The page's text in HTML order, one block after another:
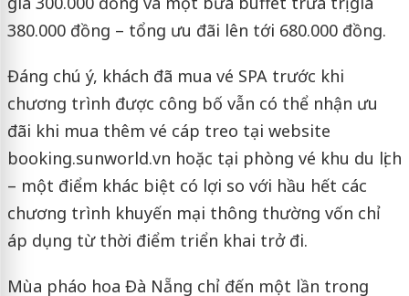
380.000 đồng – tổng ưu đãi lên tới 680.000 đồng.
Đáng chú ý, khách đã mua vé SPA trước khi
chương trình được công bố vẫn có thể nhận ưu
đãi khi mua thêm vé cáp treo tại website
booking.sunworld.vn hoặc tại phòng vé khu du lịch
– một điểm khác biệt có lợi so với hầu hết các
chương trình khuyến mại thông thường vốn chỉ
áp dụng từ thời điểm triển khai trở đi.
Mùa pháo hoa Đà Nẵng chỉ đến một lần trong